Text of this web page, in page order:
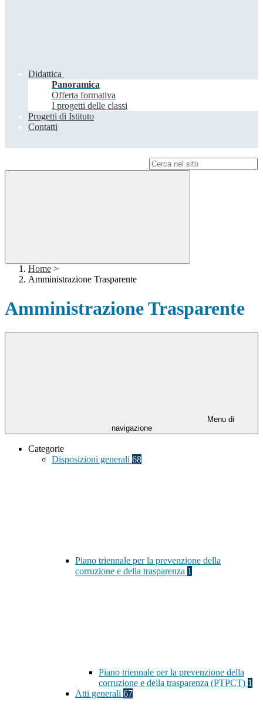
Didattica
Panoramica
Offerta formativa
I progetti delle classi
Progetti di Istituto
Contatti
Home >
Amministrazione Trasparente
Amministrazione Trasparente
Menu di
navigazione
Categorie
Disposizioni generali 68
Piano triennale per la prevenzione della
corruzione e della trasparenza 1
Piano triennale per la prevenzione della
corruzione e della trasparenza (PTPCT) 1
Atti generali 67